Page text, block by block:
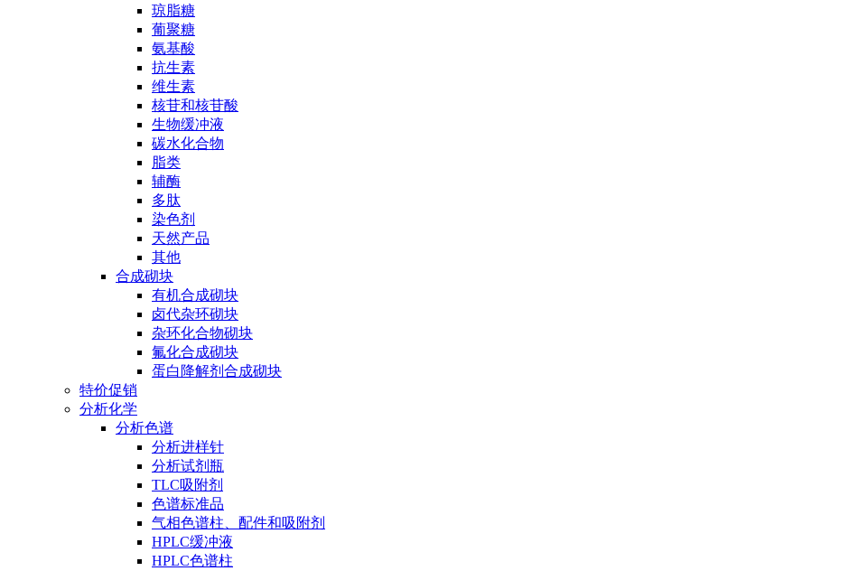
琼脂糖
葡聚糖
氨基酸
抗生素
维生素
核苷和核苷酸
生物缓冲液
碳水化合物
脂类
辅酶
多肽
染色剂
天然产品
其他
合成砌块
有机合成砌块
卤代杂环砌块
杂环化合物砌块
氟化合成砌块
蛋白降解剂合成砌块
特价促销
分析化学
分析色谱
分析进样针
分析试剂瓶
TLC吸附剂
色谱标准品
气相色谱柱、配件和吸附剂
HPLC缓冲液
HPLC色谱柱